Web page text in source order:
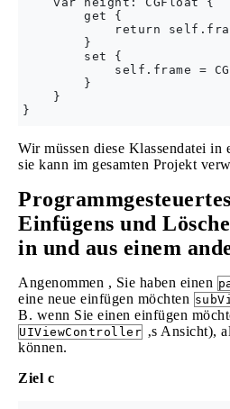
        get {
return
        }
        set {
self.frame =
        }
    }
Wir müssen diese Klassendatei in
sie kann im gesamten Projekt
Einfügens und
in und aus einem
Angenommen , Sie haben einen
eine neue einfügen möchten
B. wenn Sie einen einfügen
UIViewController ‚s Ansicht),
können.
Ziel c